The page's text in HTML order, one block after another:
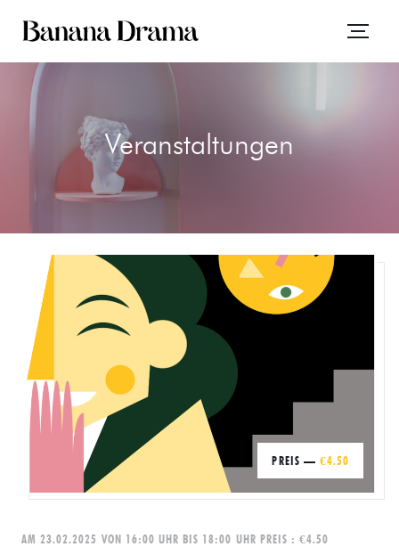
Veranstaltungen
PREIS — €4.50
AM 23.02.2025 VON 16:00 UHR BIS 18:00 UHR PREIS : €4.50